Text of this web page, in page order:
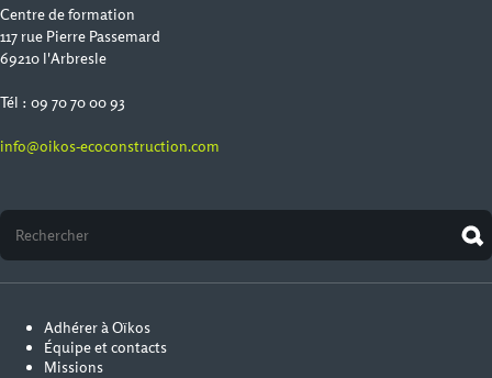
Centre de formation
117 rue Pierre Passemard
69210 l'Arbresle
Tél : 09 70 70 00 93
info@oikos-ecoconstruction.com
Adhérer à Oïkos
Équipe et contacts
Missions